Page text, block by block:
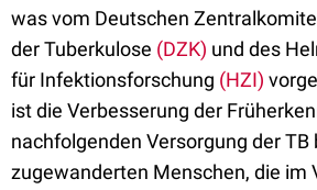
was vom Deutschen
der Tuberkulose (DZK) und des
für Infektionsforschung (HZI)
ist die Verbesserung der
nachfolgenden Versorgung der TB
zugewanderten Menschen, die im